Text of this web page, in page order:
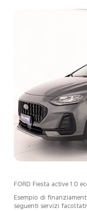
FORD Fiesta active 1.0
Esempio di
seguenti servizi